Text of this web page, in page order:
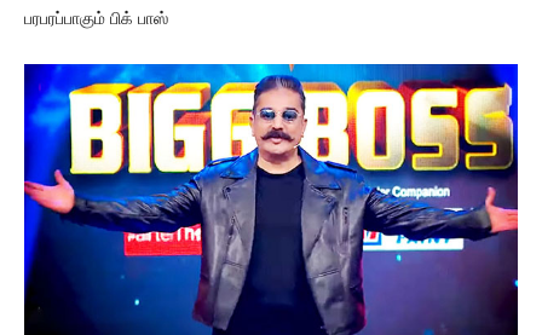
பரபரப்பாகும் பிக் பாஸ்